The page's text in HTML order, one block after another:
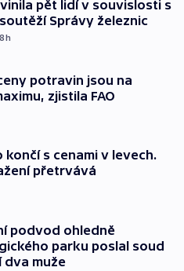
pět lidí v souvislosti s
Správy železnic
h
potravin jsou na
zjistila FAO
končí s cenami v levech.
přetrvává
podvod ohledně
parku poslal soud
dva muže